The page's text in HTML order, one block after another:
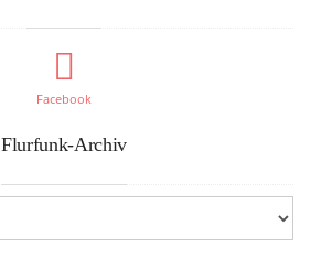
Facebook
Flurfunk-Archiv